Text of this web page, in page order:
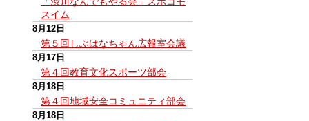
スイム
8月12日
第５回しぶはなちゃん広報室会議
8月17日
第４回教育文化スポーツ部会
8月18日
第４回地域安全コミュニティ部会
8月18日